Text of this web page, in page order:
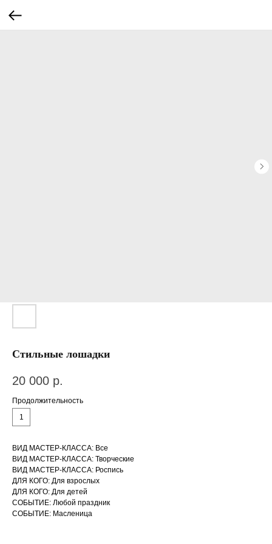
Стильные лошадки
20 000 р.
Продолжительность
1
ВИД МАСТЕР-КЛАССА: Все
ВИД МАСТЕР-КЛАССА: Творческие
ВИД МАСТЕР-КЛАССА: Роспись
ДЛЯ КОГО: Для взрослых
ДЛЯ КОГО: Для детей
СОБЫТИЕ: Любой праздник
СОБЫТИЕ: Масленица